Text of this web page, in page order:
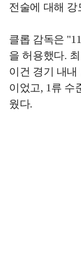
전술에 대해
클롭 감독은
을 허용했다.
이건 경기 내
이었고, 1류 수
웠다.